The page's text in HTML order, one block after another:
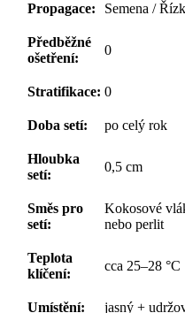
Propagace: Semena /
Předběžné
ošetření:
0
Stratifikace: 0
Doba setí: po celý rok
Hloubka
setí:
0,5 cm
Směs pro
setí:
Kokosové
nebo perlit
Teplota
klíčení:
cca 25–28 °C
Umístění: jasný +